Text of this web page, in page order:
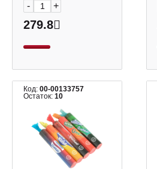
- +
279.8
Код: 00-00133757
Остаток: 10